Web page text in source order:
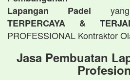
Lapangan Padel
TERPERCAYA &
PROFESSIONAL Kontraktor
Jasa Pembuatan